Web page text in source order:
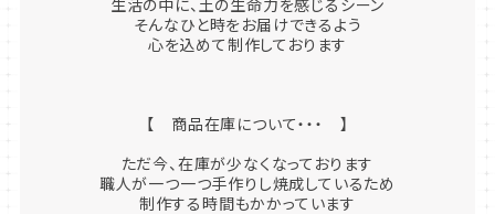
生活の中に、土の生命力を感じるシーン
そんなひと時をお届けできるよう
心を込めて制作しております
【 商品在庫について・・・ 】
ただ今、在庫が少なくなっております
職人が一つ一つ手作りし焼成しているため
制作する時間もかかっています